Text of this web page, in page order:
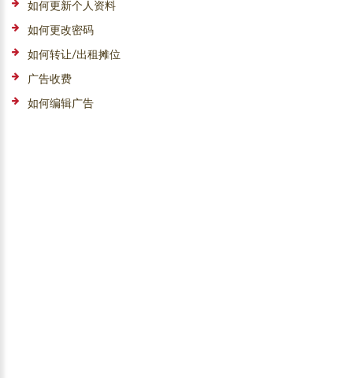
如何更新个人资料
如何更改密码
如何转让/出租摊位
广告收费
如何编辑广告